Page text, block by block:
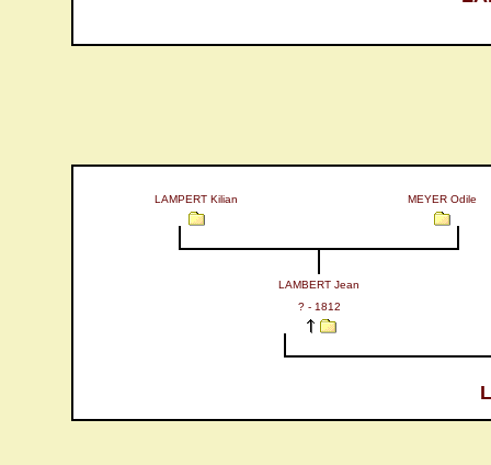
LAMPERT Kilian MEYER Odile
LAMBERT Jean
? - 1812